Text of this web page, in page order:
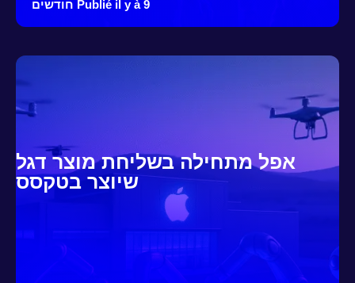
Publié il y à 9 חודשים
אפל מתחילה בשליחת מוצר דגל
שיוצר בטקסס